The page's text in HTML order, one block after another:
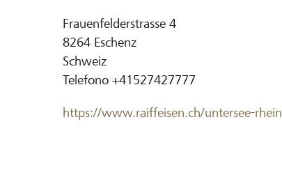
Frauenfelderstrasse 4
8264 Eschenz
Schweiz
Telefono +41527427777
https://www.raiffeisen.ch/untersee-rhein